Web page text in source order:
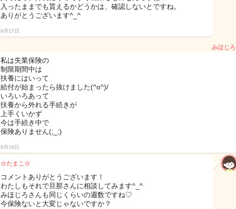
入ったままでも貰えるかどうかは、確認しないとですね。
ありがとうございます^_^
9月17日
みほじろ
私は失業保険の
制限期間中は
扶養にはいって
給付が始まったら抜けました(^o^)/
いろいろあって
扶養から外れる手続きが
上手くいかず
今は手続き中で
保険ありません(;_;)
9月16日
☆たまこ☆
コメントありがとうございます！
わたしもそれで旦那さんに相談してみます^_^
みほじろさんも同じくらいの週数ですね♡
今保険ないと大変じゃないですか？